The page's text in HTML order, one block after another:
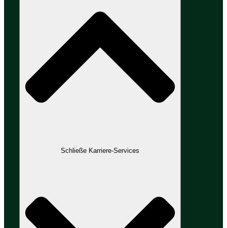
Schließe Karriere-Services